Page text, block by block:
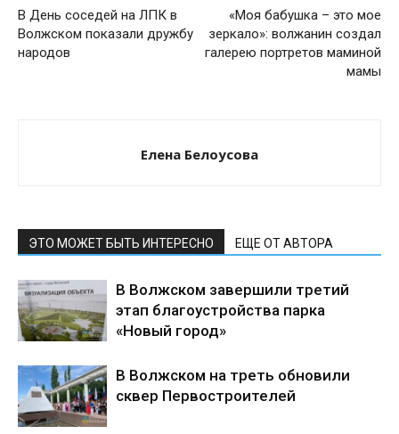
В День соседей на ЛПК в
Волжском показали дружбу
народов
«Моя бабушка – это мое
зеркало»: волжанин создал
галерею портретов маминой
мамы
Елена Белоусова
ЭТО МОЖЕТ БЫТЬ ИНТЕРЕСНО ЕЩЕ ОТ АВТОРА
В Волжском завершили третий
этап благоустройства парка
«Новый город»
В Волжском на треть обновили
сквер Первостроителей